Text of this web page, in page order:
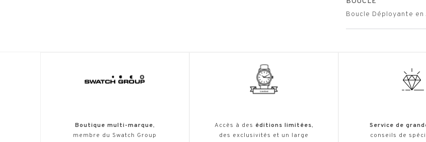
Boucle Déployante en
Boutique multi-marque,
membre du Swatch Group
Accès à des éditions limitées,
des exclusivités et un large
Service de
conseils de